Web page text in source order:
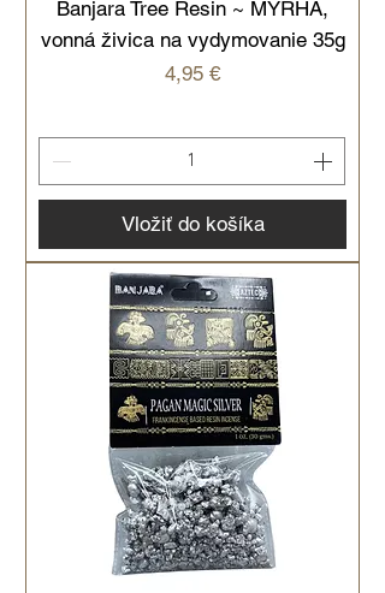
Banjara Tree Resin ~ MYRHA,
vonná živica na vydymovanie 35g
Cena
4,95 €
Vložiť do košíka